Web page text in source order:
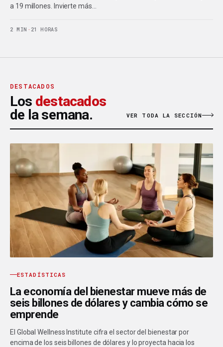
a 19 millones. Invierte más…
2 MIN · 21 HORAS
DESTACADOS
Los destacados
de la semana.
VER TODA LA SECCIÓN
ESTADÍSTICAS
La economía del bienestar mueve más de
seis billones de dólares y cambia cómo se
emprende
El Global Wellness Institute cifra el sector del bienestar por
encima de los seis billones de dólares y lo proyecta hacia los